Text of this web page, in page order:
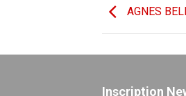
AGNES
Inscription